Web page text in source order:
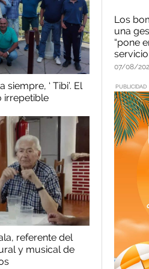
siempre, ‘ Tibi’. El
irrepetible
referente del
y musical de
Los
una
“pone
servicio
07/08/
PUBLICIDAD